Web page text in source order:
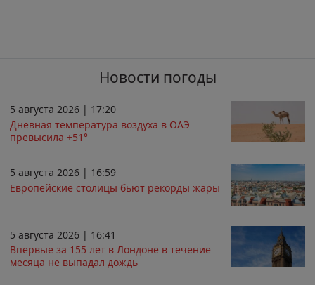
Новости погоды
5 августа 2026 | 17:20
Дневная температура воздуха в ОАЭ
превысила +51°
5 августа 2026 | 16:59
Европейские столицы бьют рекорды жары
5 августа 2026 | 16:41
Впервые за 155 лет в Лондоне в течение
месяца не выпадал дождь